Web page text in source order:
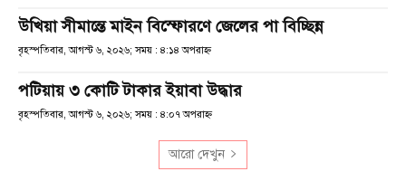
উখিয়া সীমান্তে মাইন বিস্ফোরণে জেলের পা বিচ্ছিন্ন
বৃহস্পতিবার, আগস্ট ৬, ২০২৬; সময় : ৪:১৪ অপরাহ্ণ
পটিয়ায় ৩ কোটি টাকার ইয়াবা উদ্ধার
বৃহস্পতিবার, আগস্ট ৬, ২০২৬; সময় : ৪:০৭ অপরাহ্ণ
আরো দেখুন